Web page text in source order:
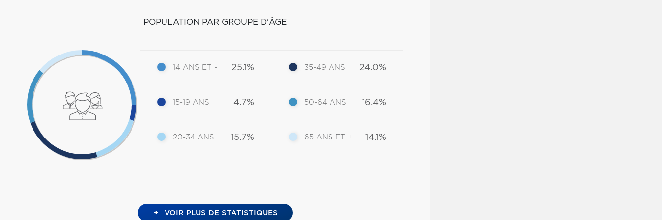
POPULATION PAR GROUPE D'ÂGE
14 ANS ET - 25.1%
15-19 ANS 4.7%
20-34 ANS 15.7%
35-49 ANS 24.0%
50-64 ANS 16.4%
65 ANS ET + 14.1%
+ VOIR PLUS DE STATISTIQUES